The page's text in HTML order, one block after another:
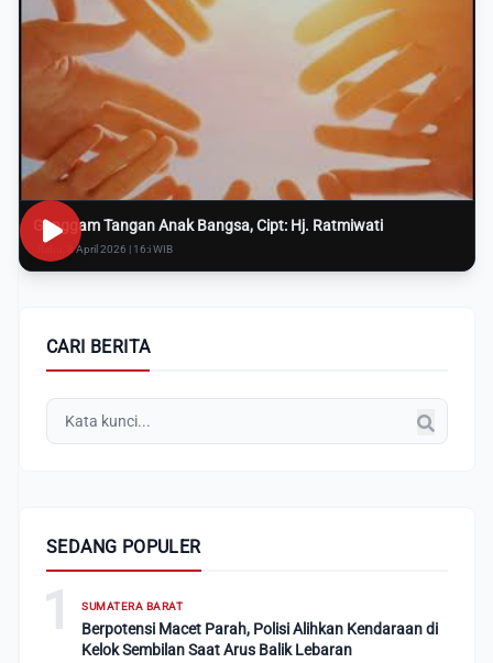
Genggam Tangan Anak Bangsa, Cipt: Hj. Ratmiwati
Rabu, 8 April 2026 | 16:i WIB
CARI BERITA
SEDANG POPULER
1 SUMATERA BARAT
Berpotensi Macet Parah, Polisi Alihkan Kendaraan di
Kelok Sembilan Saat Arus Balik Lebaran